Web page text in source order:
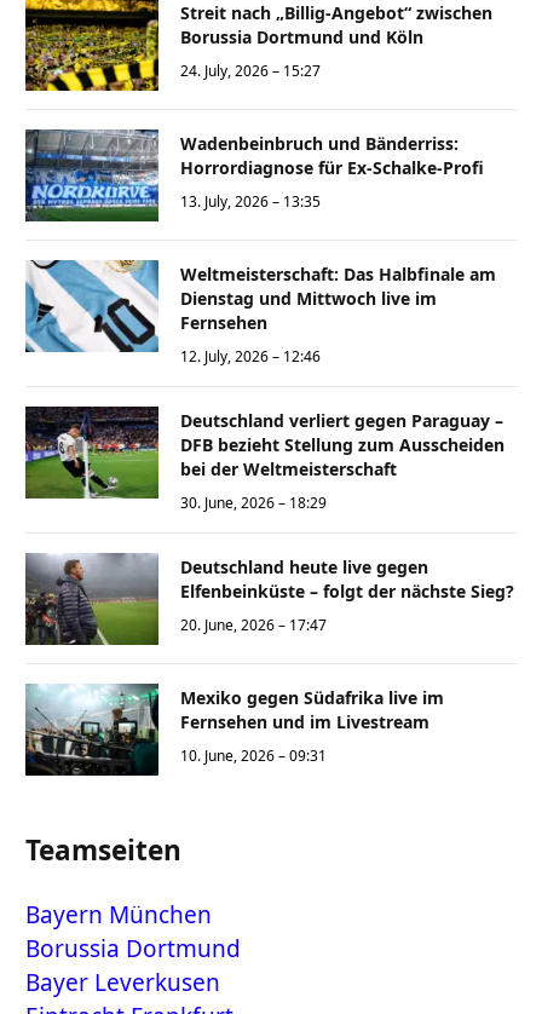
Streit nach „Billig-Angebot“ zwischen
Borussia Dortmund und Köln
24. July, 2026 – 15:27
Wadenbeinbruch und Bänderriss:
Horrordiagnose für Ex-Schalke-Profi
13. July, 2026 – 13:35
Weltmeisterschaft: Das Halbfinale am
Dienstag und Mittwoch live im
Fernsehen
12. July, 2026 – 12:46
Deutschland verliert gegen Paraguay –
DFB bezieht Stellung zum Ausscheiden
bei der Weltmeisterschaft
30. June, 2026 – 18:29
Deutschland heute live gegen
Elfenbeinküste – folgt der nächste Sieg?
20. June, 2026 – 17:47
Mexiko gegen Südafrika live im
Fernsehen und im Livestream
10. June, 2026 – 09:31
Teamseiten
Bayern München
Borussia Dortmund
Bayer Leverkusen